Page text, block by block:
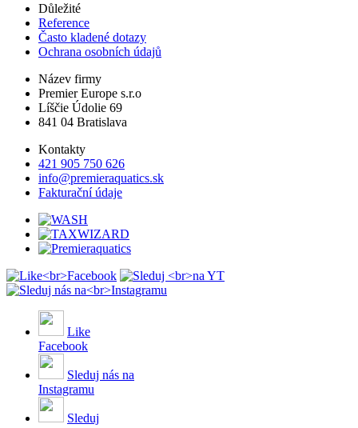
Důležité
Reference
Často kladené dotazy
Ochrana osobních údajů
Název firmy
Premier Europe s.r.o
Líščie Údolie 69
841 04 Bratislava
Kontakty
421 905 750 626
info@premieraquatics.sk
Fakturační údaje
Like
Facebook
Sleduj nás na
Instagramu
Sleduj